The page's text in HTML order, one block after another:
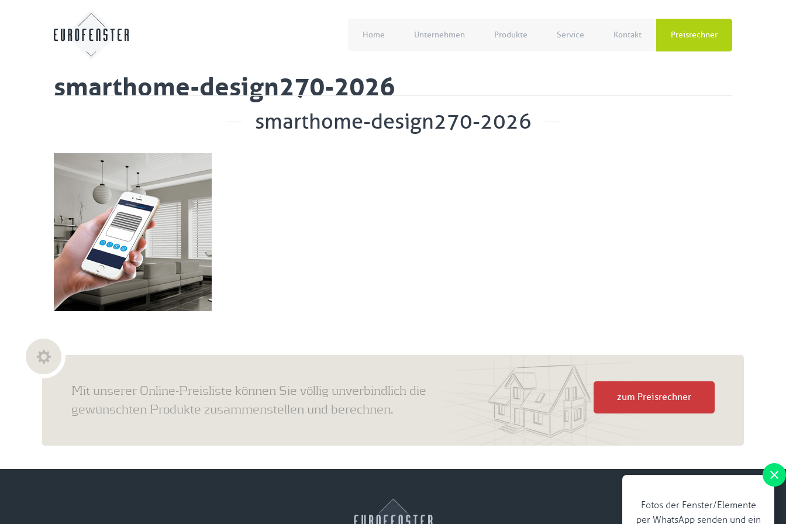
Home Unternehmen Produkte Service Kontakt Preisrechner
smarthome-design270-2026
smarthome-design270-2026
Fotos der Fenster/Elemente
per WhatsApp senden und ein
Mit unserer Online-Preisliste können Sie völlig unverbindlich die
gewünschten Produkte zusammenstellen und berechnen.
zum Preisrechner